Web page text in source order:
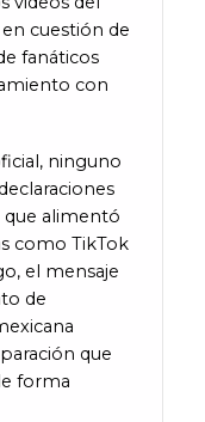
cuestión de
fanáticos
con
ninguno
que alimentó
como TikTok
el mensaje
de
que
forma